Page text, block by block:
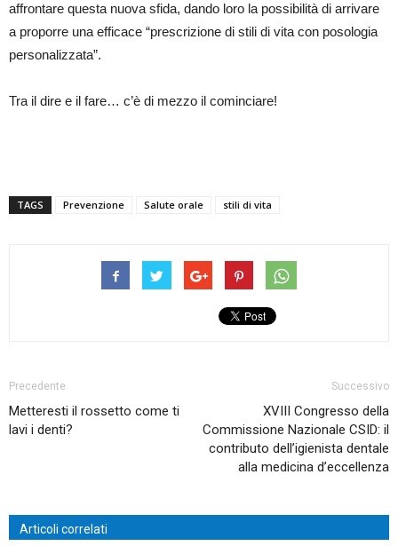
affrontare questa nuova sfida, dando loro la possibilità di arrivare
a proporre una efficace “prescrizione di stili di vita con posologia
personalizzata”.
Tra il dire e il fare… c’è di mezzo il cominciare!
TAGS Prevenzione Salute orale stili di vita
Precedente
Metteresti il rossetto come ti
lavi i denti?
Successivo
XVIII Congresso della
Commissione Nazionale CSID: il
contributo dell’igienista dentale
alla medicina d’eccellenza
Articoli correlati